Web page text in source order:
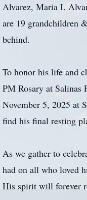
Alvarez, Maria I.
are 19 grandchildren
behind.
To honor his life and
PM Rosary at Salinas
November 5, 2025 at
find his final resting
As we gather to
had on all who loved
His spirit will forever